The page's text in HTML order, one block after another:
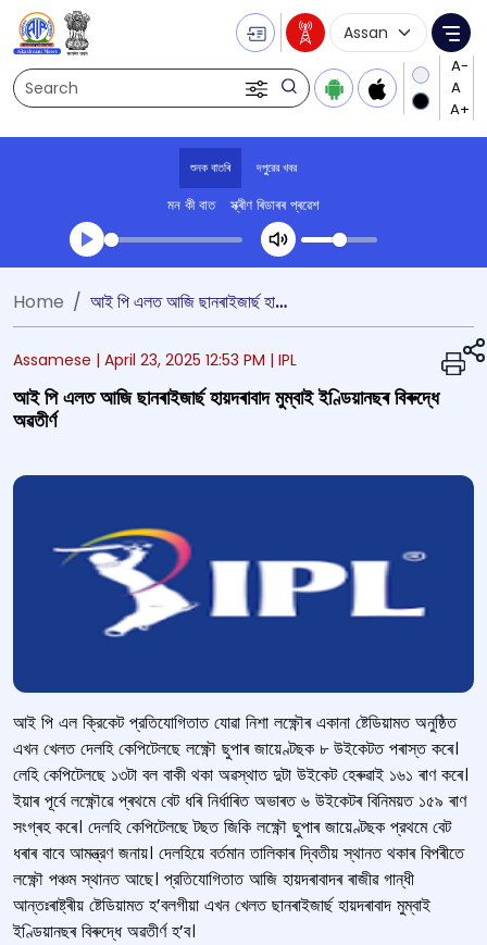
Search
Language
শুনক বাতৰি দপুুরের খবর
মন কী বাত স্ক্ৰীণ ৰিডাৰৰ প্ৰৱেশ
Transcript summary
খেলা অডিঅ' দপুুরের খবর
Home আই পি এলত আজি ছানৰাইজাৰ্ছ হায়দৰাবাদ মুম্বাই ইণ্ডিয়ানছৰ বিৰুদ্ধে অৱতীৰ্ণ
Assamese | April 23, 2025 12:53 PM | IPL
আই পি এলত আজি ছানৰাইজাৰ্ছ হায়দৰাবাদ মুম্বাই ইণ্ডিয়ানছৰ বিৰুদ্ধে
অৱতীৰ্ণ
আই পি এল ক্রিকেট প্রতিযোগিতাত যোৱা নিশা লক্ষ্ণৌৰ একানা ষ্টেডিয়ামত অনুষ্ঠিত
এখন খেলত দেলহি কেপিটেলছে লক্ষ্ণৌ ছুপাৰ জায়েণ্টছক ৮ উইকেটত পৰাস্ত কৰে।
লেহি কেপিটেলছে ১৩টা বল বাকী থকা অৱস্থাত দুটা উইকেট হেৰুৱাই ১৬১ ৰাণ কৰে।
ইয়াৰ পূৰ্বে লক্ষ্ণৌৱে প্ৰথমে বেট ধৰি নিৰ্ধাৰিত অভাৰত ৬ উইকেটৰ বিনিময়ত ১৫৯ ৰাণ
সংগ্ৰহ কৰে। দেলহি কেপিটেলছে টছত জিকি লক্ষ্ণৌ ছুপাৰ জায়েণ্টছক প্রথমে বেট
ধৰাৰ বাবে আমন্ত্রণ জনায়। দেলহিয়ে বৰ্তমান তালিকাৰ দ্বিতীয় স্থানত থকাৰ বিপৰীতে
লক্ষ্ণৌ পঞ্চম স্থানত আছে। প্রতিযোগিতাত আজি হায়দৰাবাদৰ ৰাজীৱ গান্ধী
আন্তঃৰাষ্ট্ৰীয় ষ্টেডিয়ামত হ’বলগীয়া এখন খেলত ছানৰাইজাৰ্ছ হায়দৰাবাদ মুম্বাই
ইণ্ডিয়ানছৰ বিৰুদ্ধে অৱতীৰ্ণ হ’ব।